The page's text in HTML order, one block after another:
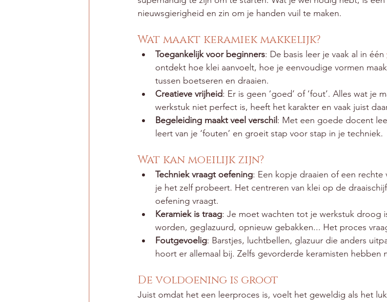
nieuwsgierigheid en zin om je handen vuil te maken.
Wat maakt keramiek makkelijk?
Toegankelijk voor beginners: De basis leer je vaak al in één
ontdekt hoe klei aanvoelt, hoe je eenvoudige vormen
tussen boetseren en draaien.
Creatieve vrijheid: Er is geen ‘goed’ of ‘fout’. Alles wat je
werkstuk niet perfect is, heeft het karakter en vaak juist
Begeleiding maakt veel verschil : Met een goede docent
leert van je ‘fouten’ en groeit stap voor stap in je techniek.
Wat kan moeilijk zijn?
Techniek vraagt oefening: Een kopje draaien of een rechte
je het zelf probeert. Het centreren van klei op de
oefening vraagt.
Keramiek is traag: Je moet wachten tot je werkstuk droog
worden, geglazuurd, opnieuw gebakken... Het proces
Foutgevoelig: Barstjes, luchtbellen, glazuur die anders
hoort er allemaal bij. Zelfs gevorderde keramisten hebben
De voldoening is groot
Juist omdat het een leerproces is, voelt het geweldig als het